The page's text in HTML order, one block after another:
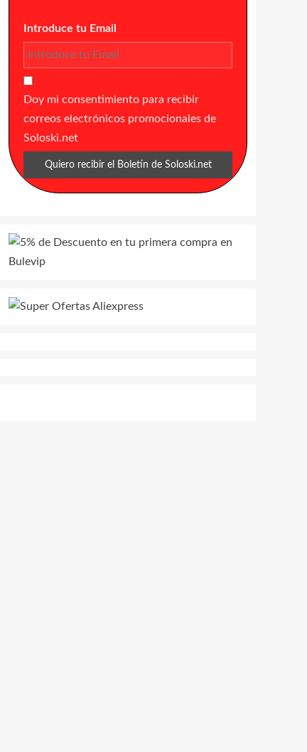
Introduce tu Email
Doy mi consentimiento para recibir
correos electrónicos promocionales de
Soloski.net